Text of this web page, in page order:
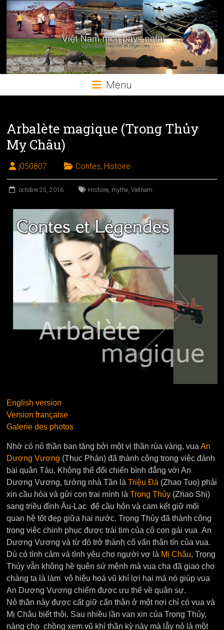
Skip
content
Menu
Arbalète magique (Trong Thủy
Mỵ Châu)
j050807 Contes, Histoire
octobre 25, 2016 Histoire mythe ,Vietnam
English version
Version française
Galerie des photos
Nhờ có nỏ thần ban tặng bởi một vị thần rùa vàng, vuaAn
Dương Vương (Thục Phán) đã thành công trong việc đánh
bại quân Tàu. Không thể đối chiến bình đẳng với An
Dương Vương, tướng nhà Tần làTriệu Ðà (Zhao Tuo) phải
xin cầu hòa và gửi con trai mình làTrọng Thủy (Zhao Shi)
sang triều đình Âu-Lạc để cầu hôn và cam kết giữ mối
quan hệ tốt đẹp giữa hai nước. Trọng Thủy đã thành công
trong việc chinh phục được trái tim của cô con gái vua An
Dương Vương và từ đó trở thành cố vấn thân tín của vua.
Dù có tình cảm và tình yêu cho người vợ là Mị Châu, Trọng
Thủy vẫn không hề quên sứ mệnh mà vua cha đã giao cho
chàng ta là làm vô hiệu hoá vũ khí lợi hại mà nó giúp vua
An Dương Vương chiếm được ưu thế về quân sự.
Nỏ thần này được cất giữ cẩn thận ở một nơi chỉ có vua và
Mị Châu biết thôi. Sau nhiều lần van xin của Trọng Thủy,
nàng cho chồng xem vũ khí thần kỳ này mà lẫy nỏ là một